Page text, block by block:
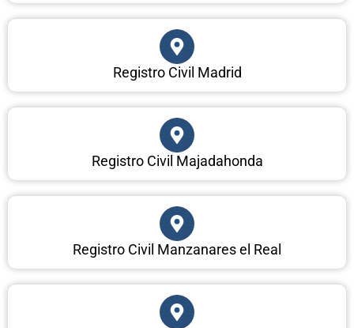
Registro Civil Madrid
Registro Civil Majadahonda
Registro Civil Manzanares el Real